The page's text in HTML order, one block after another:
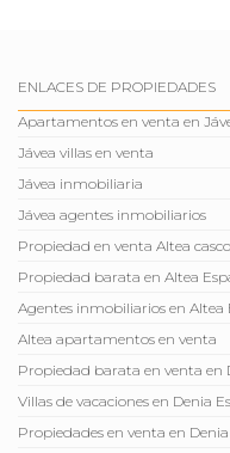
ENLACES DE PROPIEDADES
Apartamentos en venta en
Jávea villas en venta
Jávea inmobiliaria
Jávea agentes inmobiliarios
Propiedad en venta Altea
Propiedad barata en Altea
Agentes inmobiliarios en Altea
Altea apartamentos en venta
Propiedad barata en venta en
Villas de vacaciones en Denia
Propiedades en venta en